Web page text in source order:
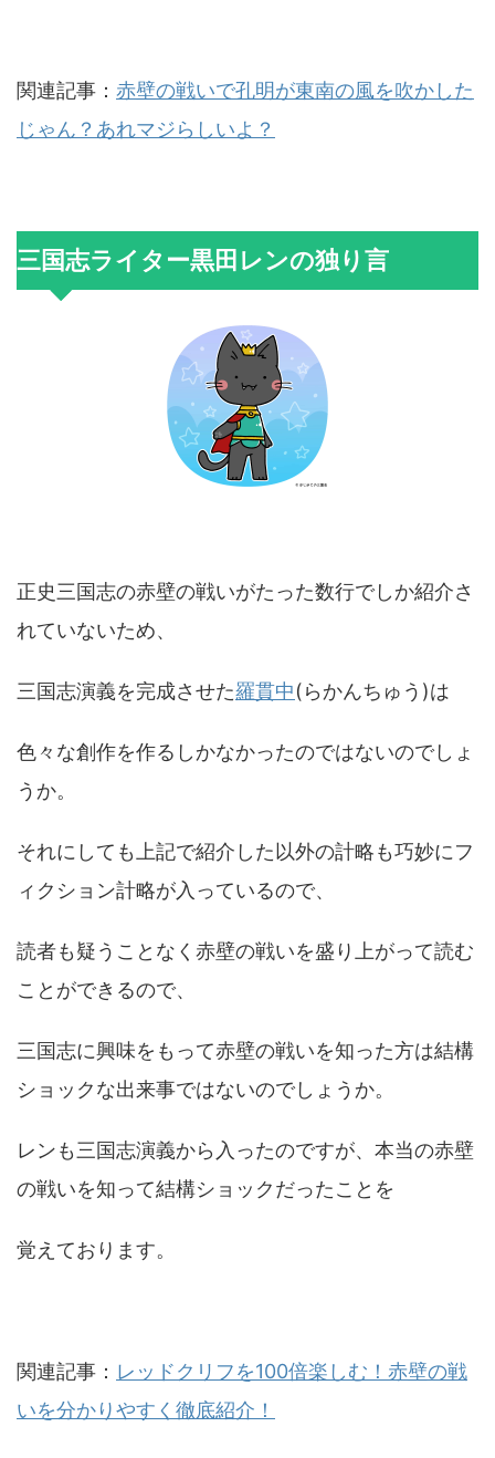
関連記事： 赤壁の戦いで孔明が東南の風を吹かした
じゃん？あれマジらしいよ？
三国志ライター黒田レンの独り言
正史三国志の赤壁の戦いがたった数行でしか紹介さ
れていないため、
三国志演義を完成させた羅貫中(らかんちゅう)は
色々な創作を作るしかなかったのではないのでしょ
うか。
それにしても上記で紹介した以外の計略も巧妙にフ
ィクション計略が入っているので、
読者も疑うことなく赤壁の戦いを盛り上がって読む
ことができるので、
三国志に興味をもって赤壁の戦いを知った方は結構
ショックな出来事ではないのでしょうか。
レンも三国志演義から入ったのですが、本当の赤壁
の戦いを知って結構ショックだったことを
覚えております。
関連記事： レッドクリフを100倍楽しむ！赤壁の戦
いを分かりやすく徹底紹介！